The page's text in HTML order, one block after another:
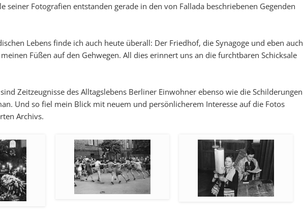
seiner Fotografien entstanden gerade in den von Fallada beschriebenen Gegenden
Lebens finde ich auch heute überall: Der Friedhof, die Synagoge und eben auch
Füßen auf den Gehwegen. All dies erinnert uns an die furchtbaren Schicksale
Zeitzeugnisse des Alltagslebens Berliner Einwohner ebenso wie die Schilderungen
Und so fiel mein Blick mit neuem und persönlicherem Interesse auf die Fotos
Archivs.